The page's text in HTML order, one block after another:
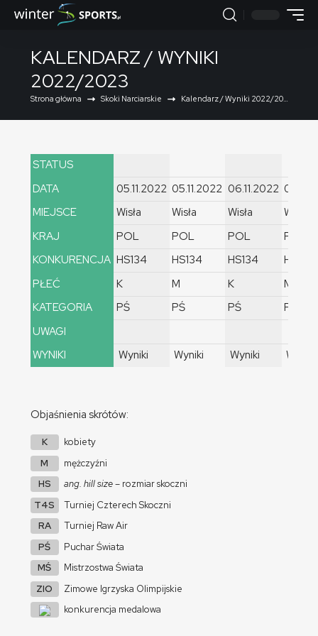
KALENDARZ / WYNIKI
2022/2023
Strona główna Skoki Narciarskie Kalendarz / Wyniki 2022/2023
STATUS
DATA
MIEJSCE
KRAJ
KONKURENCJA
PŁEĆ
KATEGORIA
UWAGI
WYNIKI
05.11.2022
Wisła
POL
HS134
K
PŚ
Wyniki
05.11.2022
Wisła
POL
HS134
M
PŚ
Wyniki
06.11.2022
Wisła
POL
HS134
K
PŚ
Wyniki
Wisła
POL
HS134
M
PŚ
Wyniki
Objaśnienia skrótów:
K
kobiety
M
mężczyźni
HS
ang. hill size– rozmiar skoczni
T4S
Turniej Czterech Skoczni
RA
Turniej Raw Air
PŚ
Puchar Świata
MŚ
Mistrzostwa Świata
ZIO
Zimowe Igrzyska Olimpijskie
konkurencja medalowa